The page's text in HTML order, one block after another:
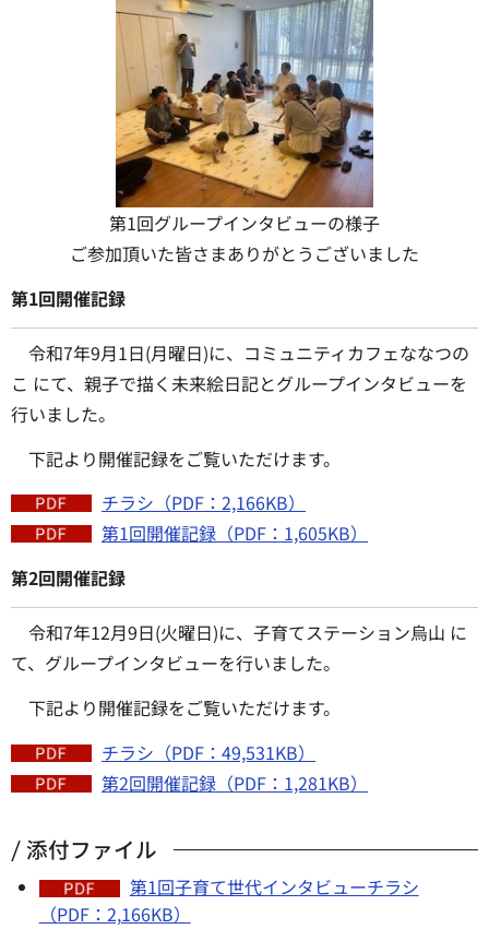
第1回グループインタビューの様子
ご参加頂いた皆さまありがとうございました
第1回開催記録
令和7年9月1日(月曜日)に、コミュニティカフェななつの
こ にて、親子で描く未来絵日記とグループインタビューを
行いました。
下記より開催記録をご覧いただけます。
チラシ（PDF：2,166KB）
第1回開催記録（PDF：1,605KB）
第2回開催記録
令和7年12月9日(火曜日)に、子育てステーション烏山 に
て、グループインタビューを行いました。
下記より開催記録をご覧いただけます。
チラシ（PDF：49,531KB）
第2回開催記録（PDF：1,281KB）
添付ファイル
第1回子育て世代インタビューチラシ
（PDF：2,166KB）